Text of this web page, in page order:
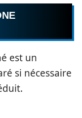
est un
si nécessaire